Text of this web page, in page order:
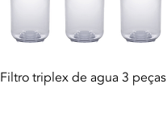
Vista rapida
Filtro triplex de agua 3 peças